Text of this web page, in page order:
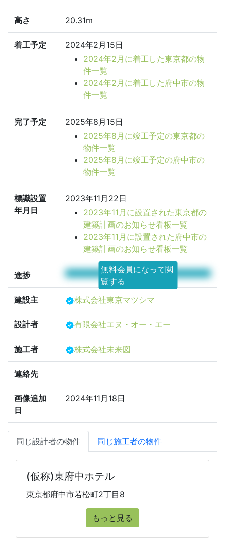
高さ 20.31m
着工予定
2024年2月15日
2024年2月に着工した東京都の物
件一覧
2024年2月に着工した府中市の物
件一覧
完了予定
2025年8月15日
2025年8月に竣工予定の東京都の
物件一覧
2025年8月に竣工予定の府中市の
物件一覧
標識設置
年月日
2023年11月22日
2023年11月に設置された東京都の
建築計画のお知らせ看板一覧
2023年11月に設置された府中市の
建築計画のお知らせ看板一覧
進捗 100%
無料会員になって閲
覧する
建設主
株式会社東京マツシマ
設計者 有限会社エヌ・オー・エー
施工者 株式会社未来図
連絡先
画像追加
日
2024年11月18日
同じ設計者の物件 同じ施工者の物件
(仮称)東府中ホテル
東京都府中市若松町2丁目8
もっと見る